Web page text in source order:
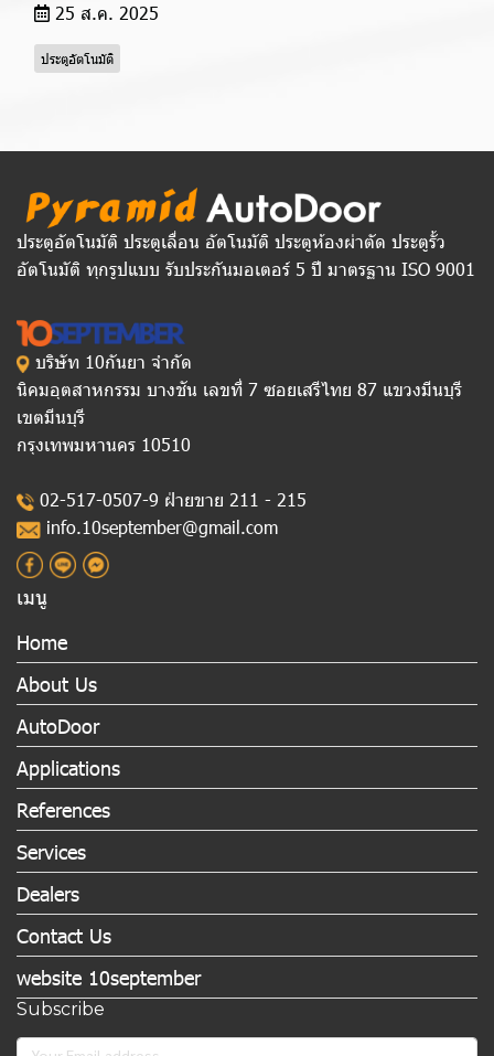
25 ส.ค. 2025
ประตูอัตโนมัติ
ประตูอัตโนมัติ ประตูเลื่อน อัตโนมัติ ประตูห้องผ่าตัด ประตูรั้ว
อัตโนมัติ ทุกรูปแบบ รับประกันมอเตอร์ 5 ปี มาตรฐาน ISO 9001
บริษัท 10กันยา จำกัด
นิคมอุตสาหกรรม บางชัน เลขที่ 7 ซอยเสรีไทย 87 แขวงมีนบุรี
เขตมีนบุรี
กรุงเทพมหานคร 10510
02-517-0507-9 ฝ่ายขาย 211 - 215
info.10september@gmail.com
เมนู
Home
About Us
AutoDoor
Applications
References
Services
Dealers
Contact Us
website 10september
Subscribe